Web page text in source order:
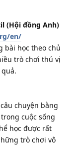
(Hội đồng Anh)
en/
bài học theo chủ
trò chơi thú vị
chuyện bằng
cuộc sống
học được rất
trò chơi vô